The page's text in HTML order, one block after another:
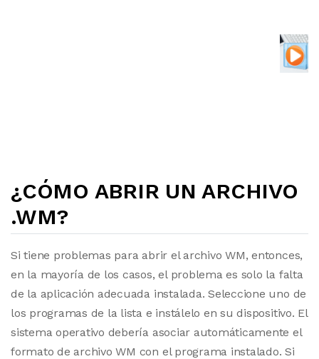
¿CÓMO ABRIR UN ARCHIVO
.WM?
Si tiene problemas para abrir el archivo WM, entonces,
en la mayoría de los casos, el problema es solo la falta
de la aplicación adecuada instalada. Seleccione uno de
los programas de la lista e instálelo en su dispositivo. El
sistema operativo debería asociar automáticamente el
formato de archivo WM con el programa instalado. Si